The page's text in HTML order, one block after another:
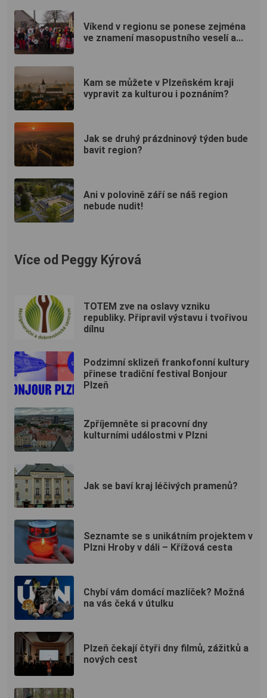
Víkend v regionu se ponese zejména
ve znamení masopustního veselí a...
Kam se můžete v Plzeňském kraji
vypravit za kulturou i poznáním?
Jak se druhý prázdninový týden bude
bavit region?
Ani v polovině září se náš region
nebude nudit!
Více od Peggy Kýrová
TOTEM zve na oslavy vzniku
republiky. Připravil výstavu i tvořivou
dílnu
Podzimní sklizeň frankofonní kultury
přinese tradiční festival Bonjour
Plzeň
Zpříjemněte si pracovní dny
kulturními událostmi v Plzni
Jak se baví kraj léčivých pramenů?
Seznamte se s unikátním projektem v
Plzni Hroby v dáli – Křížová cesta
Chybí vám domácí mazlíček? Možná
na vás čeká v útulku
Plzeň čekají čtyři dny filmů, zážitků a
nových cest